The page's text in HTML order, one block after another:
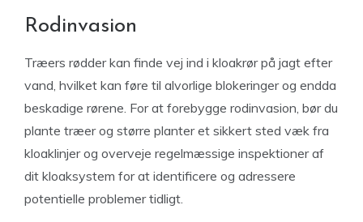
Rodinvasion
Træers rødder kan finde vej ind i kloakrør på jagt efter
vand, hvilket kan føre til alvorlige blokeringer og endda
beskadige rørene. For at forebygge rodinvasion, bør du
plante træer og større planter et sikkert sted væk fra
kloaklinjer og overveje regelmæssige inspektioner af
dit kloaksystem for at identificere og adressere
potentielle problemer tidligt.